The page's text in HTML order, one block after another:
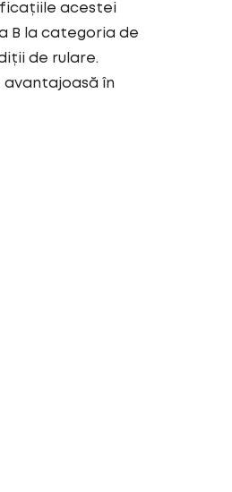
acestei
B la categoria de
de rulare.
avantajoasă în